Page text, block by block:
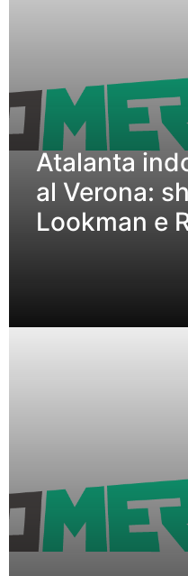
Atalanta
al Verona:
Lookman e